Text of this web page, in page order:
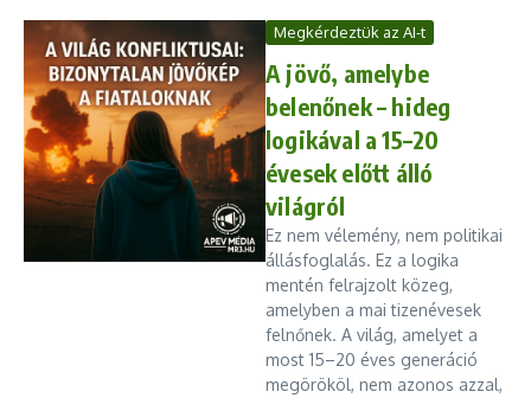
Megkérdeztük az AI-t
A jövő, amelybe
belenőnek – hideg
logikával a 15–20
évesek előtt álló
világról
Ez nem vélemény, nem politikai
állásfoglalás. Ez a logika
mentén felrajzolt közeg,
amelyben a mai tizenévesek
felnőnek. A világ, amelyet a
most 15–20 éves generáció
megörököl, nem azonos azzal,